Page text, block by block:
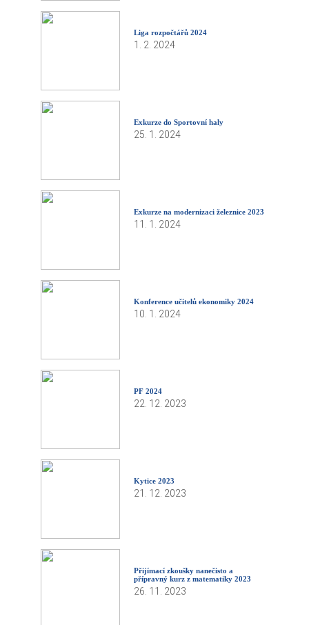
Liga rozpočtářů 2024
1. 2. 2024
Exkurze do Sportovní haly
25. 1. 2024
Exkurze na modernizaci železnice 2023
11. 1. 2024
Konference učitelů ekonomiky 2024
10. 1. 2024
PF 2024
22. 12. 2023
Kytice 2023
21. 12. 2023
Přijímací zkoušky nanečisto a
přípravný kurz z matematiky 2023
26. 11. 2023